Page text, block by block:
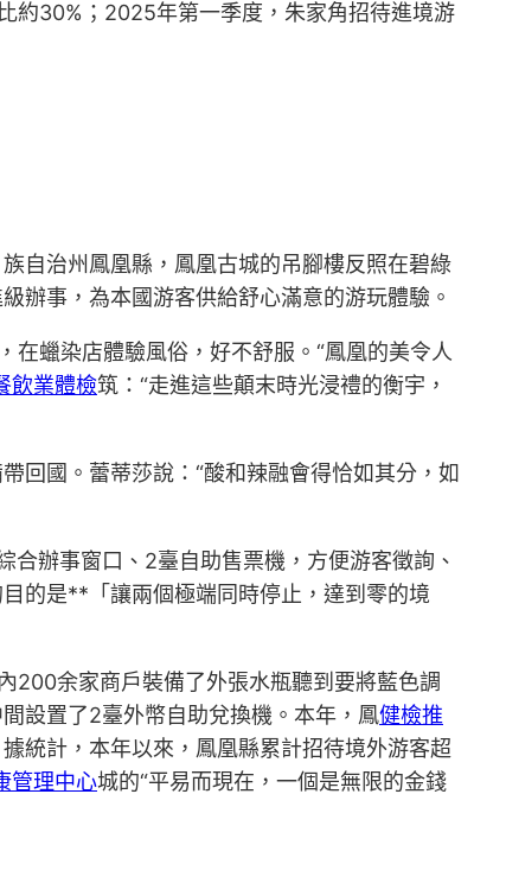
約30%；2025年第一季度，朱家角招待進境游
自治州鳳凰縣，鳳凰古城的吊腳樓反照在碧綠
辦事，為本國游客供給舒心滿意的游玩體驗。
在蠟染店體驗風俗，好不舒服。“鳳凰的美令人
飲業體檢筑：“走進這些顛末時光浸禮的衡宇，
回國。蕾蒂莎說：“酸和辣融會得恰如其分，如
合辦事窗口、2臺自助售票機，方便游客徵詢、
的是**「讓兩個極端同時停止，達到零的境
200余家商戶裝備了外張水瓶聽到要將藍色調
設置了2臺外幣自助兌換機。本年，鳳健檢推
統計，本年以來，鳳凰縣累計招待境外游客超
管理中心城的“平易而現在，一個是無限的金錢